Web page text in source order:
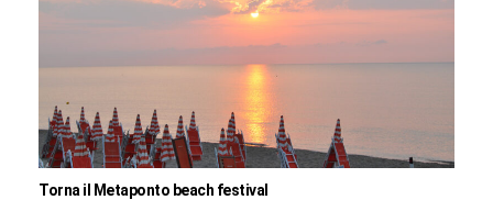
Torna il Metaponto beach festival